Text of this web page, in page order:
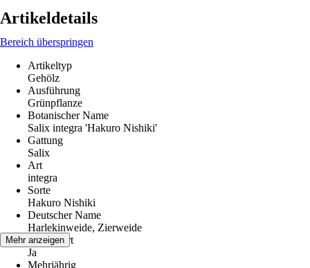
Artikeldetails
Bereich überspringen
Artikeltyp
Gehölz
Ausführung
Grünpflanze
Botanischer Name
Salix integra 'Hakuro Nishiki'
Gattung
Salix
Art
integra
Sorte
Hakuro Nishiki
Deutscher Name
Harlekinweide, Zierweide
Winterhart
Ja
Mehrjährig
Mehr anzeigen